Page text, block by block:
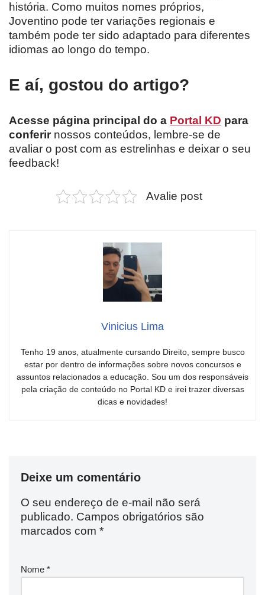
história. Como muitos nomes próprios,
Joventino pode ter variações regionais e
também pode ter sido adaptado para diferentes
idiomas ao longo do tempo.
E aí, gostou do artigo?
Acesse página principal do a Portal KD para
conferirnossos conteúdos, lembre-se de
avaliar o post com as estrelinhas e deixar o seu
feedback!
Avalie post
Vinicius Lima
Tenho 19 anos, atualmente cursando Direito, sempre busco
estar por dentro de informações sobre novos concursos e
assuntos relacionados a educação. Sou um dos responsáveis
pela criação de conteúdo no Portal KD e irei trazer diversas
dicas e novidades!
Deixe um comentário
O seu endereço de e-mail não será
publicado. Campos obrigatórios são
marcados com *
Nome *